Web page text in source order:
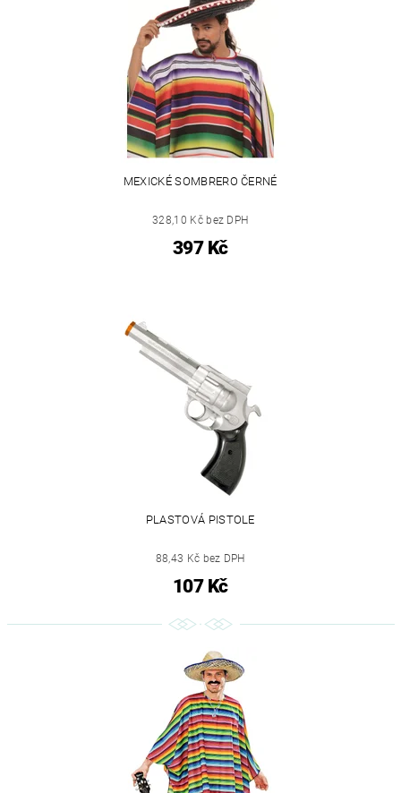
MEXICKÉ SOMBRERO ČERNÉ
328,10 Kč bez DPH
397 Kč
PLASTOVÁ PISTOLE
88,43 Kč bez DPH
107 Kč